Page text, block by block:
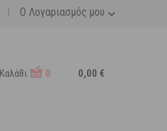
Ο Λογαριασμός μου
|
Καλάθι 0 0,00 €